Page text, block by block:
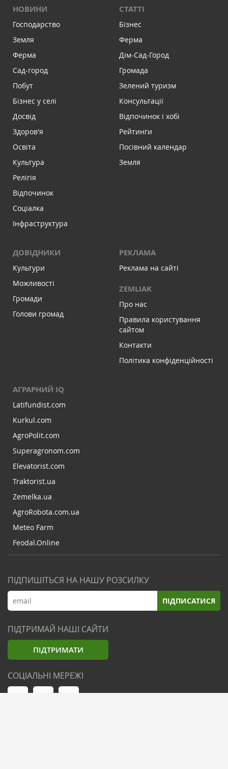
НОВИНИ
Господарство
Земля
Ферма
Сад-город
Побут
Бізнес у селі
Досвід
Здоров'я
Освіта
Культура
Релігія
Відпочинок
Соціалка
Інфраструктура
СТАТТІ
Бізнес
Ферма
Дім-Сад-Город
Громада
Зелений туризм
Консультації
Відпочинок і хобі
Рейтинги
Посівний календар
Земля
ДОВІДНИКИ
Культури
Можливості
Громади
Голови громад
РЕКЛАМА
Реклама на сайті
ZEMLIAK
Про нас
Правила користування
сайтом
Контакти
Політика конфіденційності
АГРАРНИЙ IQ
Latifundist.com
Kurkul.com
AgroPolit.com
Superagronom.com
Elevatorist.com
Traktorist.ua
Zemelka.ua
AgroRobota.com.ua
Meteo Farm
Feodal.Online
ПІДПИШІТЬСЯ НА НАШУ РОЗСИЛКУ
ПІДПИСАТИСЯ
ПІДТРИМАЙ НАШІ САЙТИ
ПІДТРИМАТИ
СОЦІАЛЬНІ МЕРЕЖІ